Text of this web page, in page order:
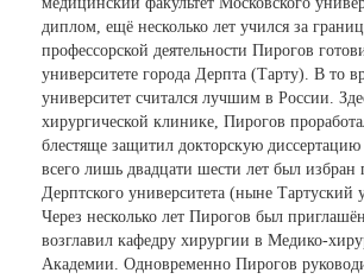
диплом, ещё несколько лет учился за
профессорской деятельности Пирогов
университете города Дерпта (Тарту). В то
университет считался лучшим в России.
хирургической клинике, Пирогов
блестяще защитил докторскую диссертацию
всего лишь двадцати шести лет был избран
Дерптского университета (ныне Тартуский
Через несколько лет Пирогов был
возглавил кафедру хирургии в Медико-
Академии. Одновременно Пирогов